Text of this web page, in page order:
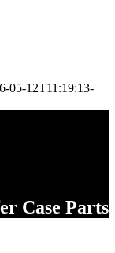
05-12T11:19:13-
Case Parts